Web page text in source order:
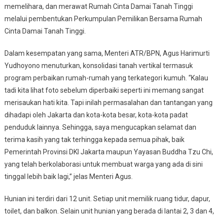
memelihara, dan merawat Rumah Cinta Damai Tanah Tinggi
melalui pembentukan Perkumpulan Pemilikan Bersama Rumah
Cinta Damai Tanah Tinggi.
Dalam kesempatan yang sama, Menteri ATR/BPN, Agus Harimurti
Yudhoyono menuturkan, konsolidasi tanah vertikal termasuk
program perbaikan rumah-rumah yang terkategori kumuh. “Kalau
tadi kita lihat foto sebelum diperbaiki seperti ini memang sangat
merisaukan hati kita. Tapi inilah permasalahan dan tantangan yang
dihadapi oleh Jakarta dan kota-kota besar, kota-kota padat
penduduk lainnya. Sehingga, saya mengucapkan selamat dan
terima kasih yang tak terhingga kepada semua pihak, baik
Pemerintah Provinsi DKI Jakarta maupun Yayasan Buddha Tzu Chi,
yang telah berkolaborasi untuk membuat warga yang ada di sini
tinggal lebih baik lagi,” jelas Menteri Agus.
Hunian ini terdiri dari 12 unit. Setiap unit memilik ruang tidur, dapur,
toilet, dan balkon. Selain unit hunian yang berada di lantai 2, 3 dan 4,